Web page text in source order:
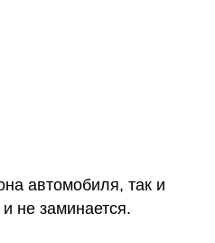
автомобиля, так и
не заминается.